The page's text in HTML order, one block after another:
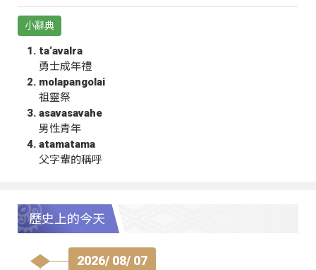
小辭典
ta‘avalra
勇士成年禮
molapangolai
祖靈祭
asavasavahe
男性青年
atamatama
父字輩的稱呼
歷史上的今天
2026/ 08/ 07